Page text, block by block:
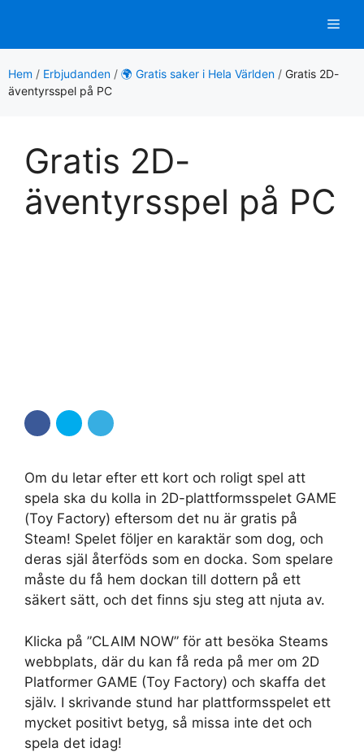
innehåll
Hem / Erbjudanden / 🌍 Gratis saker i Hela Världen / Gratis 2D-
äventyrsspel på PC
Gratis 2D-
äventyrsspel på PC
Om du letar efter ett kort och roligt spel att
spela ska du kolla in 2D-plattformsspelet GAME
(Toy Factory) eftersom det nu är gratis på
Steam! Spelet följer en karaktär som dog, och
deras själ återföds som en docka. Som spelare
måste du få hem dockan till dottern på ett
säkert sätt, och det finns sju steg att njuta av.
Klicka på ”CLAIM NOW” för att besöka Steams
webbplats, där du kan få reda på mer om 2D
Platformer GAME (Toy Factory) och skaffa det
själv. I skrivande stund har plattformsspelet ett
mycket positivt betyg, så missa inte det och
spela det idag!